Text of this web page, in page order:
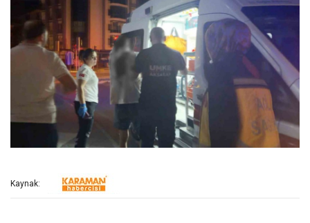
Kaynak: